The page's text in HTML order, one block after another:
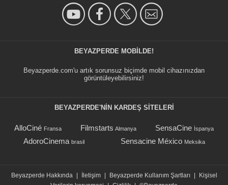
BEYAZPERDE MOBILDE!
Beyazperde.com'u artık sorunsuz biçimde mobil cihazınızdan
görüntüleyebilirsiniz!
BEYAZPERDE'NIN KARDEŞ SİTELERİ
AlloCiné Fransa Filmstarts Almanya SensaCine İspanya
AdoroCinema brasil Sensacine México Meksika
Beyazperde Hakkında | İletişim | Beyazperde Kullanım Şartları |
Kişisel